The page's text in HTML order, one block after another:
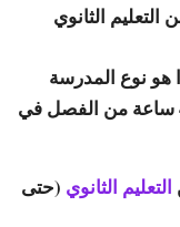
التعليم الثانوي
هو نوع المدرسة
الأكثر تطلبًا ، حيث يتم تدريس 32 إلى 40 ساعة من الفصل في
التعليم الثانوي (حتى